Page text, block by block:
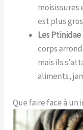
moisissures
est plus
Les Ptinidae
corps
mais ils
aliments,
Que faire face à un